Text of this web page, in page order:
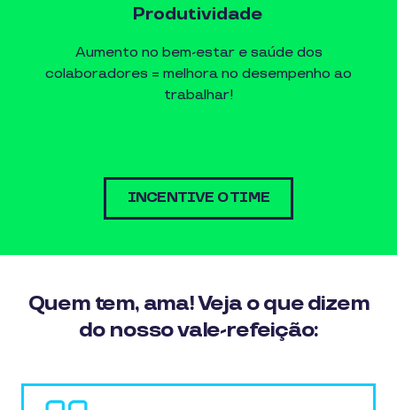
Produtividade
Aumento no bem-estar e saúde dos
colaboradores = melhora no desempenho ao
trabalhar!
INCENTIVE O TIME
Quem tem, ama! Veja o que dizem
do nosso vale-refeição: